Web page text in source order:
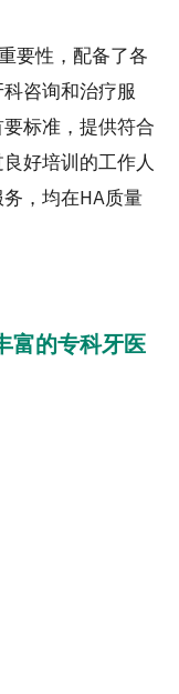
要性，配备了各
咨询和治疗服
标准，提供符合
好培训的工作人
，均在HA质量
富的专科牙医